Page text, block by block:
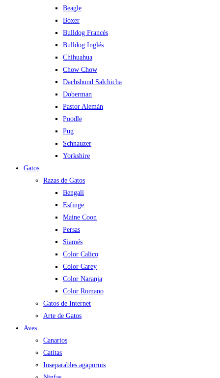
Beagle
Bóxer
Bulldog Francés
Bulldog Inglés
Chihuahua
Chow Chow
Dachshund Salchicha
Doberman
Pastor Alemán
Poodle
Pug
Schnauzer
Yorkshire
Gatos
Razas de Gatos
Bengalí
Esfinge
Maine Coon
Persas
Siamés
Color Calico
Color Carey
Color Naranja
Color Romano
Gatos de Internet
Arte de Gatos
Aves
Canarios
Catitas
Inseparables agapornis